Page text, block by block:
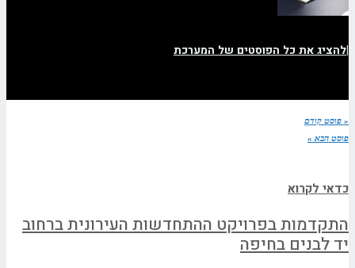
|להציג את כל הפוסטים של המערכת
« פוסט קודם
פוסט הבא »
כדאי לקרוא
התקדמות בפרויקט ההתחדשות העירונית ברחוב
יד לבנים בחיפה